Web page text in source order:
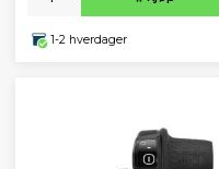
1-2 hverdager